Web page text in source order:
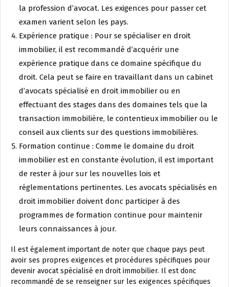
la profession d’avocat. Les exigences pour passer cet
examen varient selon les pays.
Expérience pratique : Pour se spécialiser en droit
immobilier, il est recommandé d’acquérir une
expérience pratique dans ce domaine spécifique du
droit. Cela peut se faire en travaillant dans un cabinet
d’avocats spécialisé en droit immobilier ou en
effectuant des stages dans des domaines tels que la
transaction immobilière, le contentieux immobilier ou le
conseil aux clients sur des questions immobilières.
Formation continue : Comme le domaine du droit
immobilier est en constante évolution, il est important
de rester à jour sur les nouvelles lois et
réglementations pertinentes. Les avocats spécialisés en
droit immobilier doivent donc participer à des
programmes de formation continue pour maintenir
leurs connaissances à jour.
Il est également important de noter que chaque pays peut
avoir ses propres exigences et procédures spécifiques pour
devenir avocat spécialisé en droit immobilier. Il est donc
recommandé de se renseigner sur les exigences spécifiques